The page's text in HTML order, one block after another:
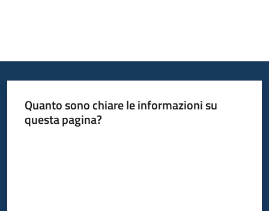
Quanto sono chiare le informazioni su
questa pagina?